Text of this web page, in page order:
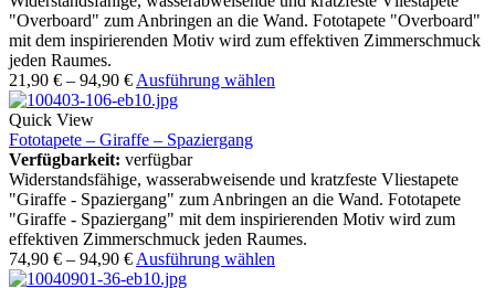
"Overboard" zum Anbringen an die Wand. Fototapete "Overboard"
mit dem inspirierenden Motiv wird zum effektiven Zimmerschmuck
jeden Raumes.
21,90 € – 94,90 € Ausführung wählen
Quick View
Fototapete – Giraffe – Spaziergang
Verfügbarkeit: verfügbar
Widerstandsfähige, wasserabweisende und kratzfeste Vliestapete
"Giraffe - Spaziergang" zum Anbringen an die Wand. Fototapete
"Giraffe - Spaziergang" mit dem inspirierenden Motiv wird zum
effektiven Zimmerschmuck jeden Raumes.
74,90 € – 94,90 € Ausführung wählen